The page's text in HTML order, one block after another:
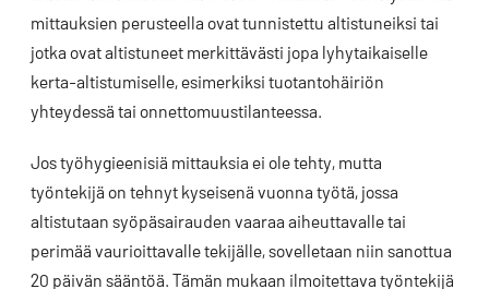
mittauksien perusteella ovat tunnistettu altistuneiksi tai
jotka ovat altistuneet merkittävästi jopa lyhytaikaiselle
kerta-altistumiselle, esimerkiksi tuotantohäiriön
yhteydessä tai onnettomuustilanteessa.
Jos työhygieenisiä mittauksia ei ole tehty, mutta
työntekijä on tehnyt kyseisenä vuonna työtä, jossa
altistutaan syöpäsairauden vaaraa aiheuttavalle tai
perimää vaurioittavalle tekijälle, sovelletaan niin sanottua
20 päivän sääntöä. Tämän mukaan ilmoitettava työntekijä